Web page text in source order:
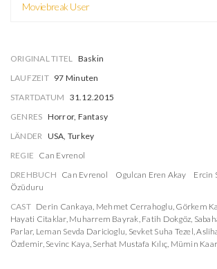
Moviebreak User
ORIGINAL TITEL Baskin
LAUFZEIT 97 Minuten
STARTDATUM 31.12.2015
GENRES Horror, Fantasy
LÄNDER USA, Turkey
REGIE Can Evrenol
DREHBUCH Can Evrenol Ogulcan Eren Akay Ercin
Özüduru
CAST Derin Cankaya, Mehmet Cerrahoglu, Görkem
Hayati Citaklar, Muharrem Bayrak, Fatih Dokgöz,
Parlar, Leman Sevda Daricioglu, Sevket Suha Tezel,
Özdemir, Sevinc Kaya, Serhat Mustafa Kılıç, Mümin Kaar